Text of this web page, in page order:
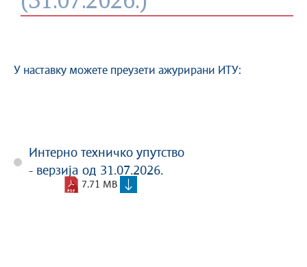
У наставку можете преузети ажурирани ИТУ:
Интерно техничко упутство
- верзија од 31.07.2026.
7.71 MB